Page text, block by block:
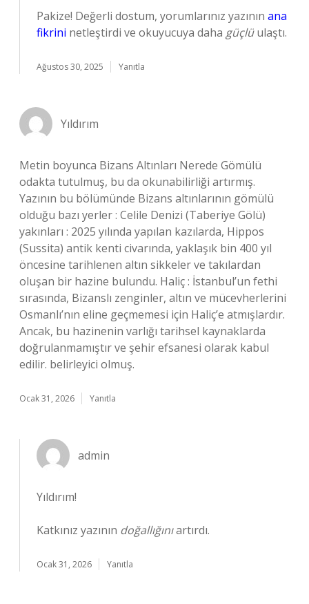
Pakize! Değerli dostum, yorumlarınız yazının ana
fikrini netleştirdi ve okuyucuya daha güçlüulaştı.
Ağustos 30, 2025 Yanıtla
Yıldırım
Metin boyunca Bizans Altınları Nerede Gömülü
odakta tutulmuş, bu da okunabilirliği artırmış.
Yazının bu bölümünde Bizans altınlarının gömülü
olduğu bazı yerler : Celile Denizi (Taberiye Gölü)
yakınları : 2025 yılında yapılan kazılarda, Hippos
(Sussita) antik kenti civarında, yaklaşık bin 400 yıl
öncesine tarihlenen altın sikkeler ve takılardan
oluşan bir hazine bulundu. Haliç : İstanbul’un fethi
sırasında, Bizanslı zenginler, altın ve mücevherlerini
Osmanlı’nın eline geçmemesi için Haliç’e atmışlardır.
Ancak, bu hazinenin varlığı tarihsel kaynaklarda
doğrulanmamıştır ve şehir efsanesi olarak kabul
edilir. belirleyici olmuş.
Ocak 31, 2026 Yanıtla
admin
Yıldırım!
Katkınız yazının doğallığınıartırdı.
Ocak 31, 2026 Yanıtla